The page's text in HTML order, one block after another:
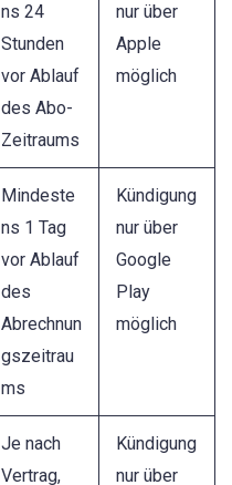
ns 24
Stunden
vor Ablauf
des Abo-
Zeitraums
nur über
Apple
möglich
Mindeste
ns 1 Tag
vor Ablauf
des
Abrechnun
gszeitrau
ms
Kündigung
nur über
Google
Play
möglich
Je nach
Vertrag,
Kündigung
nur über